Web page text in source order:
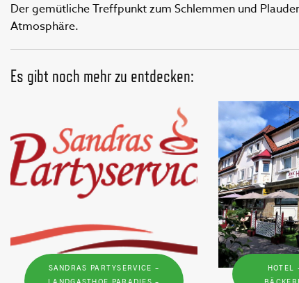
Der gemütliche Treffpunkt zum Schlemmen und
Atmosphäre.
Es gibt noch mehr zu entdecken:
SANDRAS PARTYSERVICE –
HOTEL